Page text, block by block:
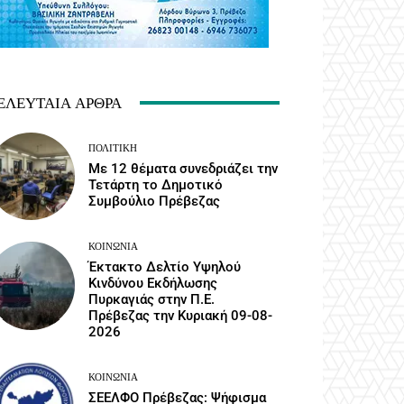
ΆΡΘΡΑ
ΠΟΛΙΤΙΚΉ
Με 12 θέματα συνεδριάζει την
Τετάρτη το Δημοτικό
Συμβούλιο Πρέβεζας
ΚΟΙΝΩΝΙΑ
Έκτακτο Δελτίο Υψηλού
Κινδύνου Εκδήλωσης
Πυρκαγιάς στην Π.Ε.
Πρέβεζας την Κυριακή 09-08-
2026
ΚΟΙΝΩΝΙΑ
ΣΕΕΛΦΟ Πρέβεζας: Ψήφισμα